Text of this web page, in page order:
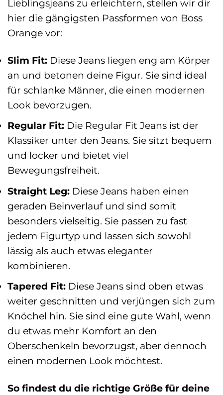
Lieblingsjeans zu erleichtern, stellen wir dir
hier die gängigsten Passformen von Boss
Orange vor:
Slim Fit: Diese Jeans liegen eng am Körper
an und betonen deine Figur. Sie sind ideal
für schlanke Männer, die einen modernen
Look bevorzugen.
Regular Fit: Die Regular Fit Jeans ist der
Klassiker unter den Jeans. Sie sitzt bequem
und locker und bietet viel
Bewegungsfreiheit.
Straight Leg: Diese Jeans haben einen
geraden Beinverlauf und sind somit
besonders vielseitig. Sie passen zu fast
jedem Figurtyp und lassen sich sowohl
lässig als auch etwas eleganter
kombinieren.
Tapered Fit: Diese Jeans sind oben etwas
weiter geschnitten und verjüngen sich zum
Knöchel hin. Sie sind eine gute Wahl, wenn
du etwas mehr Komfort an den
Oberschenkeln bevorzugst, aber dennoch
einen modernen Look möchtest.
So findest du die richtige Größe für deine